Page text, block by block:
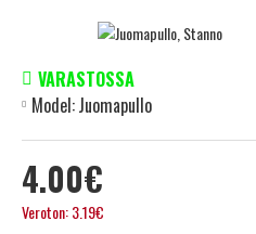
4.00€
Veroton: 3.19€
VARASTOSSA
Model:Juomapullo